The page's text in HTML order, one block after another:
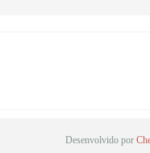
Desenvolvido por